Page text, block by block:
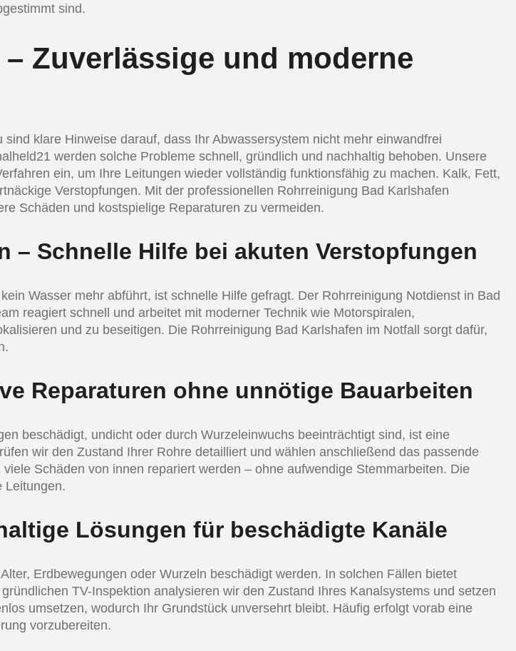
sind.
Zuverlässige und moderne
klare Hinweise darauf, dass Ihr Abwassersystem nicht mehr einwandfrei
werden solche Probleme schnell, gründlich und nachhaltig behoben. Unsere
ein, um Ihre Leitungen wieder vollständig funktionsfähig zu machen. Kalk, Fett,
Verstopfungen. Mit der professionellen Rohrreinigung Bad Karlshafen
Schäden und kostspielige Reparaturen zu vermeiden.
Schnelle Hilfe bei akuten Verstopfungen
Wasser mehr abführt, ist schnelle Hilfe gefragt. Der Rohrreinigung Notdienst in Bad
reagiert schnell und arbeitet mit moderner Technik wie Motorspiralen,
und zu beseitigen. Die Rohrreinigung Bad Karlshafen im Notfall sorgt dafür,
Reparaturen ohne unnötige Bauarbeiten
beschädigt, undicht oder durch Wurzeleinwuchs beeinträchtigt sind, ist eine
wir den Zustand Ihrer Rohre detailliert und wählen anschließend das passende
Schäden von innen repariert werden – ohne aufwendige Stemmarbeiten. Die
Leitungen.
Lösungen für beschädigte Kanäle
Erdbewegungen oder Wurzeln beschädigt werden. In solchen Fällen bietet
TV-Inspektion analysieren wir den Zustand Ihres Kanalsystems und setzen
umsetzen, wodurch Ihr Grundstück unversehrt bleibt. Häufig erfolgt vorab eine
vorzubereiten.